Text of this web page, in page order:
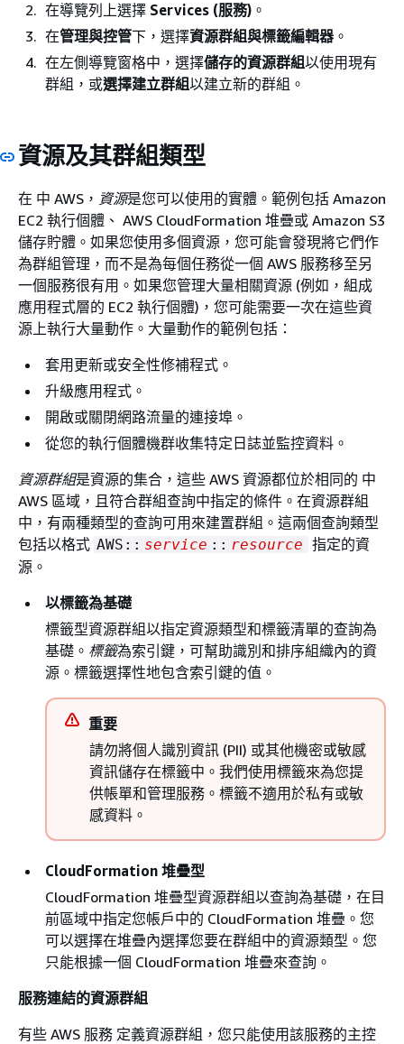
在導覽列上選擇 Services (服務) 。
在管理與控管下，選擇資源群組與標籤編輯器 。
在左側導覽窗格中，選擇儲存的資源群組以使用現有
群組，或選擇建立群組以建立新的群組。
資源及其群組類型
在 中 AWS， 資源是您可以使用的實體。範例包括 Amazon
EC2 執行個體、 AWS CloudFormation 堆疊或 Amazon S3
儲存貯體。如果您使用多個資源，您可能會發現將它們作
為群組管理，而不是為每個任務從一個 AWS 服務移至另
一個服務很有用。如果您管理大量相關資源 (例如，組成
應用程式層的 EC2 執行個體)，您可能需要一次在這些資
源上執行大量動作。大量動作的範例包括：
套用更新或安全性修補程式。
升級應用程式。
開啟或關閉網路流量的連接埠。
從您的執行個體機群收集特定日誌並監控資料。
資源群組是資源的集合，這些 AWS 資源都位於相同的 中
AWS 區域，且符合群組查詢中指定的條件。在資源群組
中，有兩種類型的查詢可用來建置群組。這兩個查詢類型
包括以格式 AWS:: service :: resource 指定的資
源。
以標籤為基礎
標籤型資源群組以指定資源類型和標籤清單的查詢為
基礎。 標籤為索引鍵，可幫助識別和排序組織內的資
源。標籤選擇性地包含索引鍵的值。
重要
請勿將個人識別資訊 (PII) 或其他機密或敏感
資訊儲存在標籤中。我們使用標籤來為您提
供帳單和管理服務。標籤不適用於私有或敏
感資料。
CloudFormation 堆疊型
CloudFormation 堆疊型資源群組以查詢為基礎，在目
前區域中指定您帳戶中的 CloudFormation 堆疊。您
可以選擇在堆疊內選擇您要在群組中的資源類型。您
只能根據一個 CloudFormation 堆疊來查詢。
服務連結的資源群組
有些 AWS 服務 定義資源群組，您只能使用該服務的主控